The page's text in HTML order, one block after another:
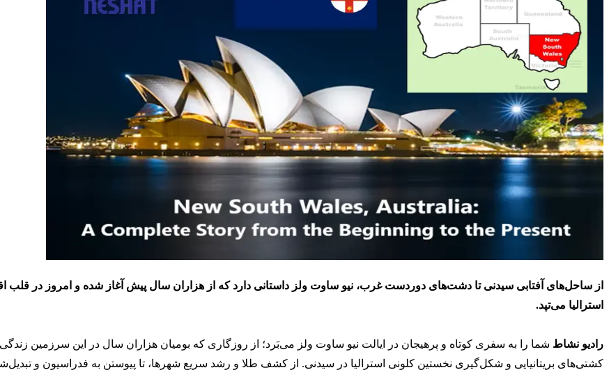
از ساحل‌های آفتابی سیدنی تا دشت‌های دوردست غرب، نیو ساوت ولز داستانی دارد که از هزاران سال پیش آغاز شده و امروز در قلب
استرالیا می‌تپد.
رادیو نشاط شما را به سفری کوتاه و پرهیجان در ایالت نیو ساوت ولز می‌بَرد؛ از روزگاری که بومیان هزاران سال در این سرزمین زندگی
کشتی‌های بریتانیایی و شکل‌گیری نخستین کلونی استرالیا در سیدنی. از کشف طلا و رشد سریع شهرها، تا پیوستن به فدراسیون و